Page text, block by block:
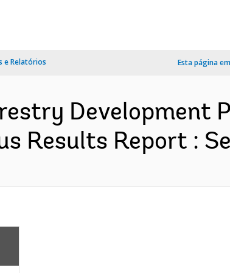
e Relatórios Esta página
Development
Results Report :